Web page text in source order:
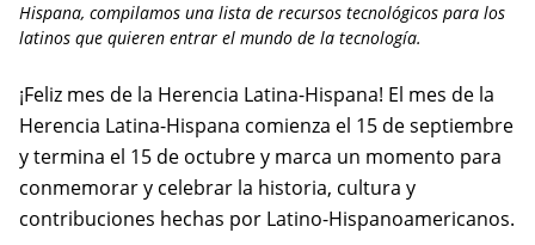
Hispana, compilamos una lista de recursos tecnológicos para los
latinos que quieren entrar el mundo de la tecnología.
¡Feliz mes de la Herencia Latina-Hispana! El mes de la
Herencia Latina-Hispana comienza el 15 de septiembre
y termina el 15 de octubre y marca un momento para
conmemorar y celebrar la historia, cultura y
contribuciones hechas por Latino-Hispanoamericanos.